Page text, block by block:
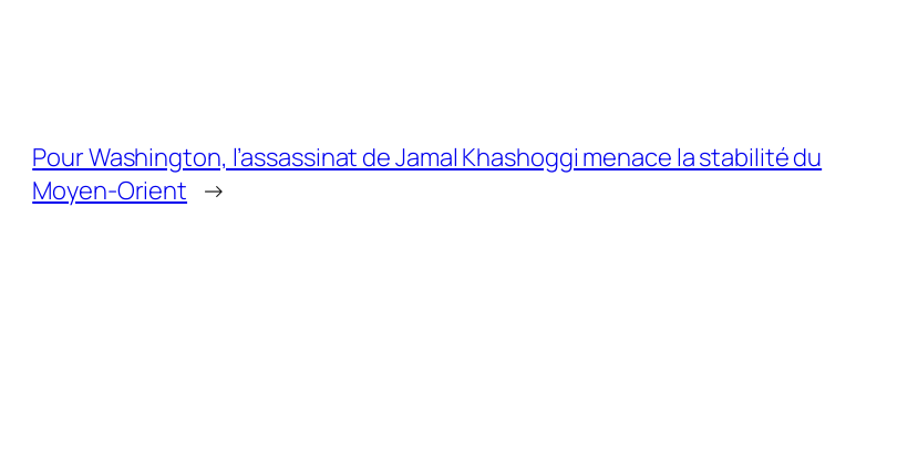
Pour Washington, l’assassinat de Jamal Khashoggi menace la stabilité du
Moyen-Orient →